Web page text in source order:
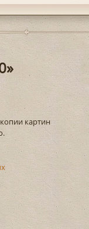
картин